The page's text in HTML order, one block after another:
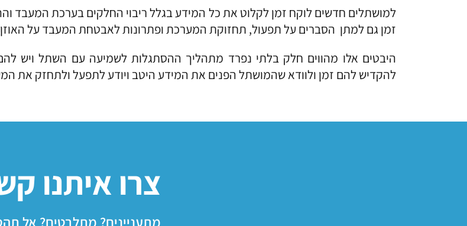
למושתלים חדשים לוקח זמן לקלוט את כל המידע בגלל ריבוי החלקים בערכת המעבד
זמן גם למתן הסברים על תפעול, תחזוקת המערכת ופתרונות לאבטחת המעבד על
היבטים אלו מהווים חלק בלתי נפרד מתהליך ההסתגלות לשמיעה עם השתל ויש
להקדיש להם זמן ולוודא שהמושתל הפנים את המידע היטב ויודע לתפעל ולתחזק את
צרו איתנו
מתעניינים? מתלבטים? אל